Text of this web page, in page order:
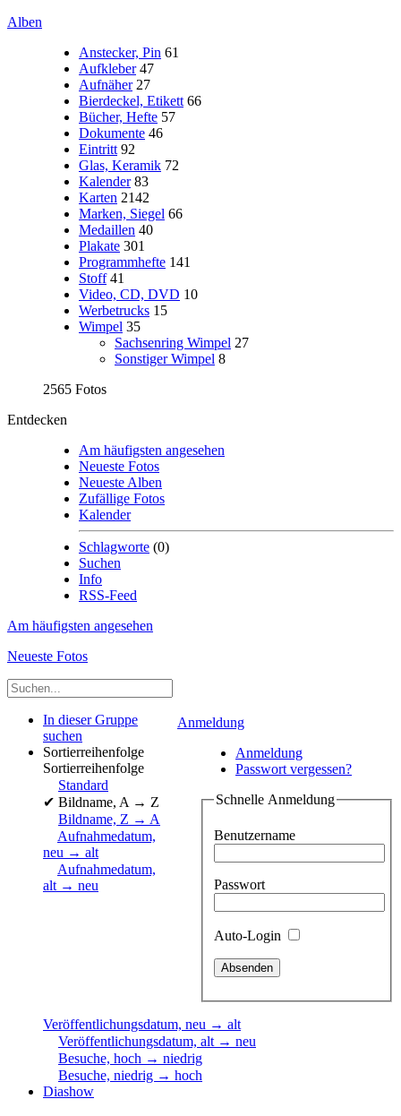
Alben
Anstecker, Pin 61
Aufkleber 47
Aufnäher 27
Bierdeckel, Etikett 66
Bücher, Hefte 57
Dokumente 46
Eintritt 92
Glas, Keramik 72
Kalender 83
Karten 2142
Marken, Siegel 66
Medaillen 40
Plakate 301
Programmhefte 141
Stoff 41
Video, CD, DVD 10
Werbetrucks 15
Wimpel 35
Sachsenring Wimpel 27
Sonstiger Wimpel 8
2565 Fotos
Entdecken
Am häufigsten angesehen
Neueste Fotos
Neueste Alben
Zufällige Fotos
Kalender
Schlagworte (0)
Suchen
Info
RSS-Feed
Am häufigsten angesehen
Neueste Fotos
Anmeldung
Anmeldung
Passwort vergessen?
Schnelle Anmeldung
Benutzername
Passwort
Auto-Login
In dieser Gruppe
suchen
Sortierreihenfolge
Sortierreihenfolge
Standard
✔ Bildname, A → Z
Bildname, Z → A
Aufnahmedatum,
neu → alt
Aufnahmedatum,
alt → neu
Veröffentlichungsdatum, neu → alt
Veröffentlichungsdatum, alt → neu
Besuche, hoch → niedrig
Besuche, niedrig → hoch
Diashow